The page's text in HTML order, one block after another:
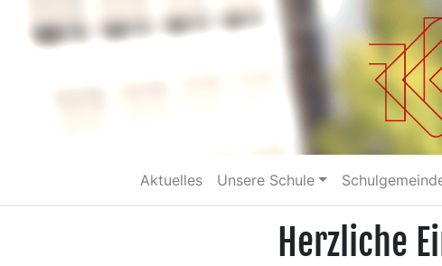
Aktuelles Unsere Schule
Herzliche